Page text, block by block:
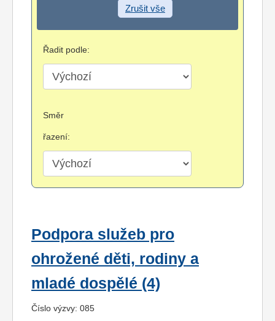
Zrušit vše
Řadit podle:
Směr
řazení:
Podpora služeb pro
ohrožené děti, rodiny a
mladé dospělé (4)
Číslo výzvy: 085